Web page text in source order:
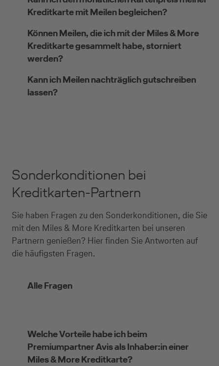
Kreditkarte mit Meilen begleichen?
Können Meilen, die ich mit der Miles & More
Kreditkarte gesammelt habe, storniert
werden?
Kann ich Meilen nachträglich gutschreiben
lassen?
Sonderkonditionen bei
Kreditkarten-Partnern
Sie haben Fragen zu den Sonderkonditionen, die Sie
mit den Miles & More Kreditkarten bei unseren
Partnern genießen? Hier finden Sie Antworten auf
die häufigsten Fragen.
Alle Fragen
Welche Vorteile habe ich beim
Premiumpartner Avis als Inhaber:in einer
Miles & More Kreditkarte?